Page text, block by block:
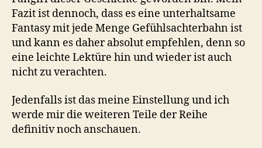
Fazit ist dennoch, dass es eine unterhaltsame
Fantasy mit jede Menge Gefühlsachterbahn ist
und kann es daher absolut empfehlen, denn so
eine leichte Lektüre hin und wieder ist auch
nicht zu verachten.
Jedenfalls ist das meine Einstellung und ich
werde mir die weiteren Teile der Reihe
definitiv noch anschauen.